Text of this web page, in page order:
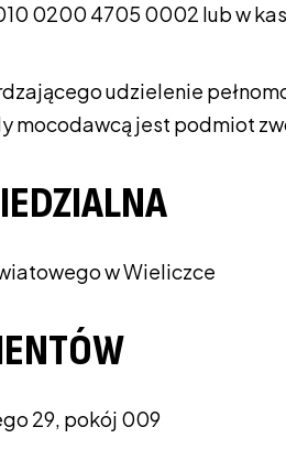
0200 4705 0002 lub w
udzielenie
mocodawcą jest podmiot
w Wieliczce
29, pokój 009